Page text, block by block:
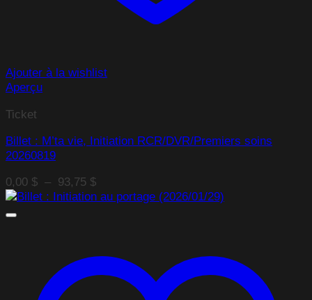
Ajouter à la wishlist
Aperçu
Ticket
Billet : M’ta vie, Initiation RCR/DVR/Premiers soins
20260819
0,00 $ – 93,75 $Plage
de
93,75 $